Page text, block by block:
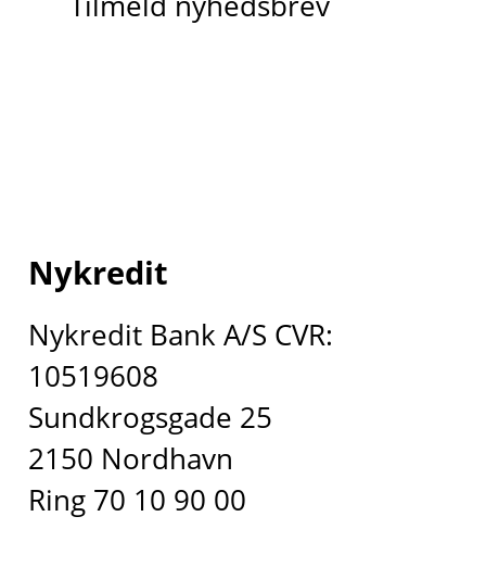
Nykredit
Nykredit Bank A/S CVR:
10519608
Sundkrogsgade 25
2150 Nordhavn
Ring 70 10 90 00